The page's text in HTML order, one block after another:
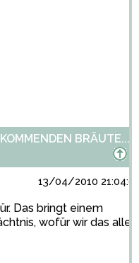
BRÄUTE...
13/04/2010
Das bringt einem
wofür wir das alles